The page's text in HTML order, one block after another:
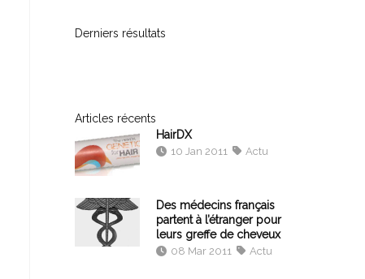
Derniers résultats
Articles récents
HairDX
10 Jan 2011 Actu
Des médecins français
partent à l’étranger pour
leurs greffe de cheveux
08 Mar 2011 Actu